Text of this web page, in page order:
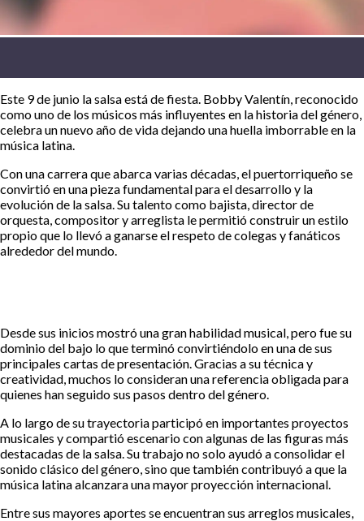
Este 9 de junio la salsa está de fiesta. Bobby Valentín, reconocido
como uno de los músicos más influyentes en la historia del género,
celebra un nuevo año de vida dejando una huella imborrable en la
música latina.
Con una carrera que abarca varias décadas, el puertorriqueño se
convirtió en una pieza fundamental para el desarrollo y la
evolución de la salsa. Su talento como bajista, director de
orquesta, compositor y arreglista le permitió construir un estilo
propio que lo llevó a ganarse el respeto de colegas y fanáticos
alrededor del mundo.
Desde sus inicios mostró una gran habilidad musical, pero fue su
dominio del bajo lo que terminó convirtiéndolo en una de sus
principales cartas de presentación. Gracias a su técnica y
creatividad, muchos lo consideran una referencia obligada para
quienes han seguido sus pasos dentro del género.
A lo largo de su trayectoria participó en importantes proyectos
musicales y compartió escenario con algunas de las figuras más
destacadas de la salsa. Su trabajo no solo ayudó a consolidar el
sonido clásico del género, sino que también contribuyó a que la
música latina alcanzara una mayor proyección internacional.
Entre sus mayores aportes se encuentran sus arreglos musicales,